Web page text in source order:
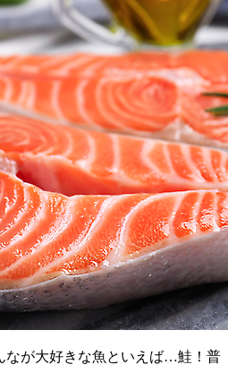
なが大好きな魚といえば…鮭！普